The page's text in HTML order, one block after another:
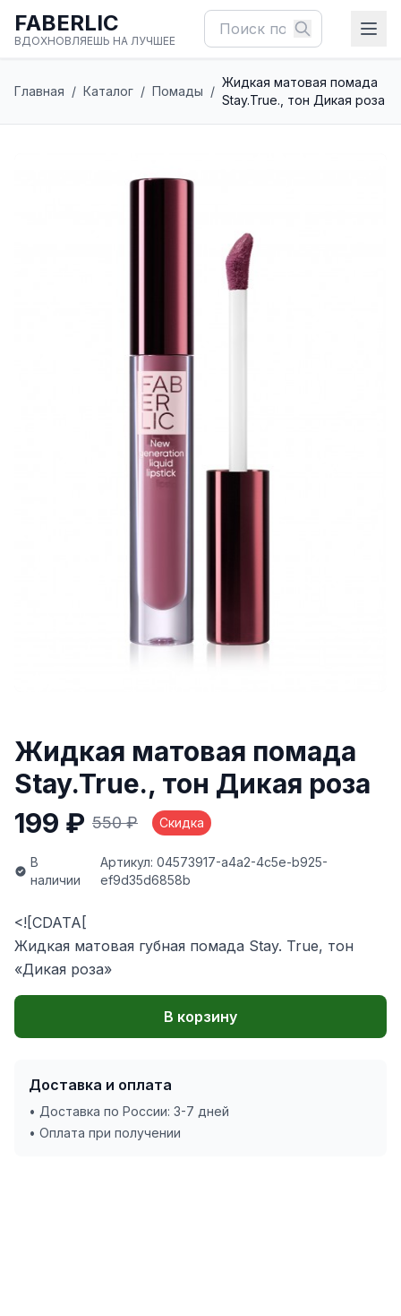
FABERLIC
ВДОХНОВЛЯЕШЬ НА ЛУЧШЕЕ
Главная / Каталог / Помады /
Жидкая матовая помада
Stay.True., тон Дикая роза
Жидкая матовая помада
Stay.True., тон Дикая роза
199 ₽ 550 ₽ Скидка
В
наличии
Артикул: 04573917-a4a2-4c5e-b925-
ef9d35d6858b
<![CDATA[
Жидкая матовая губная помада Stay. True, тон
«Дикая роза»
В корзину
Доставка и оплата
• Доставка по России: 3-7 дней
• Оплата при получении